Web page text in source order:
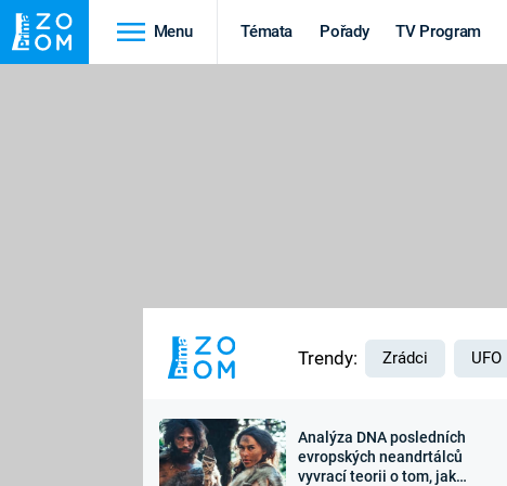
Menu Témata Pořady TV Program
Výročí
Trendy: Zrádci UFO
Analýza DNA posledních
evropských neandrtálců
vyvrací teorii o tom, jak